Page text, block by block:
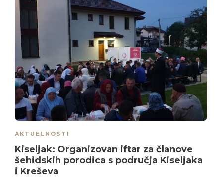
AKTUELNOSTI
Kiseljak: Organizovan iftar za članove
šehidskih porodica s područja Kiseljaka
i Kreševa